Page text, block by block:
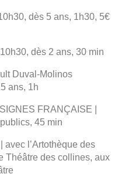
dès 5 ans, 1h30, 5€
dès 2 ans, 30 min
Duval-Molinos
ans, 1h
FRANÇAISE |
45 min
avec l’Artothèque des
Théâtre des collines, aux